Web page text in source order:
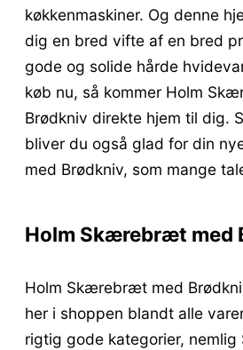
køkkenmaskiner. Og denne
dig en bred vifte af en bred
gode og solide hårde
køb nu, så kommer Holm
Brødkniv direkte hjem til dig.
bliver du også glad for din
med Brødkniv, som mange
Holm Skærebræt med
Holm Skærebræt med
her i shoppen blandt alle
rigtig gode kategorier,